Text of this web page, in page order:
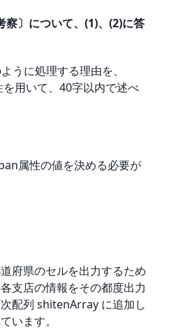
察〕について、(1)、(2)に答
うに処理する理由を、
用いて、40字以内で述べ
属性の値を決める必要が
府県のセルを出力するため
支店の情報をその都度出力
配列 shitenArray に追加し
います。